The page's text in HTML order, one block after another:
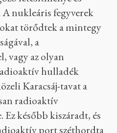
Oroszország
a sorban, elég rossz
történt a
nukleáris
egyébként
semmit, óriási
véletlenül: a
egyik legnagyobb